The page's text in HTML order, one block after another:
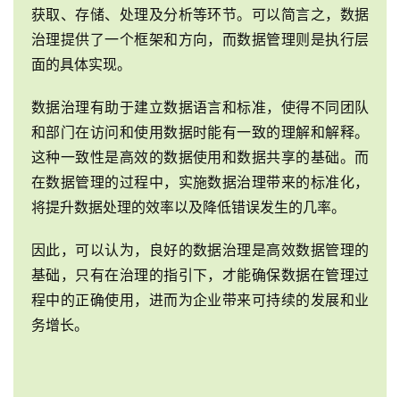
支
普
系
获取、存储、处理及分析等环节。可以简言之，数据
治理提供了一个框架和方向，而数据管理则是执行层
面的具体实现。
数据治理有助于建立数据语言和标准，使得不同团队
和部门在访问和使用数据时能有一致的理解和解释。
这种一致性是高效的数据使用和数据共享的基础。而
在数据管理的过程中，实施数据治理带来的标准化，
将提升数据处理的效率以及降低错误发生的几率。
因此，可以认为，良好的数据治理是高效数据管理的
基础，只有在治理的指引下，才能确保数据在管理过
程中的正确使用，进而为企业带来可持续的发展和业
务增长。